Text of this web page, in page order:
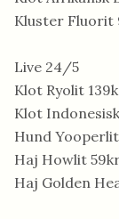
Kluster Fluorit
Live 24/5
Klot Ryolit
Klot
Hund
Haj Howlit
Haj Golden